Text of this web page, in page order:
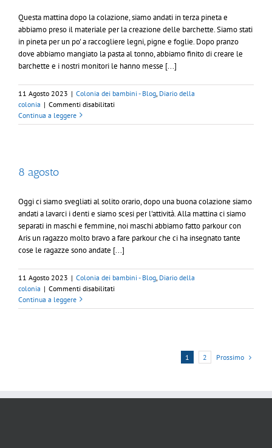
Questa mattina dopo la colazione, siamo andati in terza pineta e
abbiamo preso il materiale per la creazione delle barchette. Siamo stati
in pineta per un po' a raccogliere legni, pigne e foglie. Dopo pranzo
dove abbiamo mangiato la pasta al tonno, abbiamo finito di creare le
barchette e i nostri monitori le hanno messe [...]
11 Agosto 2023 | Colonia dei bambini - Blog Diario della
colonia | Commenti disabilitatisu
agosto
Continua a leggere
8 agosto
Oggi ci siamo svegliati al solito orario, dopo una buona colazione siamo
andati a lavarci i denti e siamo scesi per l'attività. Alla mattina ci siamo
separati in maschi e femmine, noi maschi abbiamo fatto parkour con
Aris un ragazzo molto bravo a fare parkour che ci ha insegnato tante
cose le ragazze sono andate [...]
11 Agosto 2023 | Colonia dei bambini - Blog Diario della
colonia | Commenti disabilitatisu
agosto
Continua a leggere
1 2 Prossimo